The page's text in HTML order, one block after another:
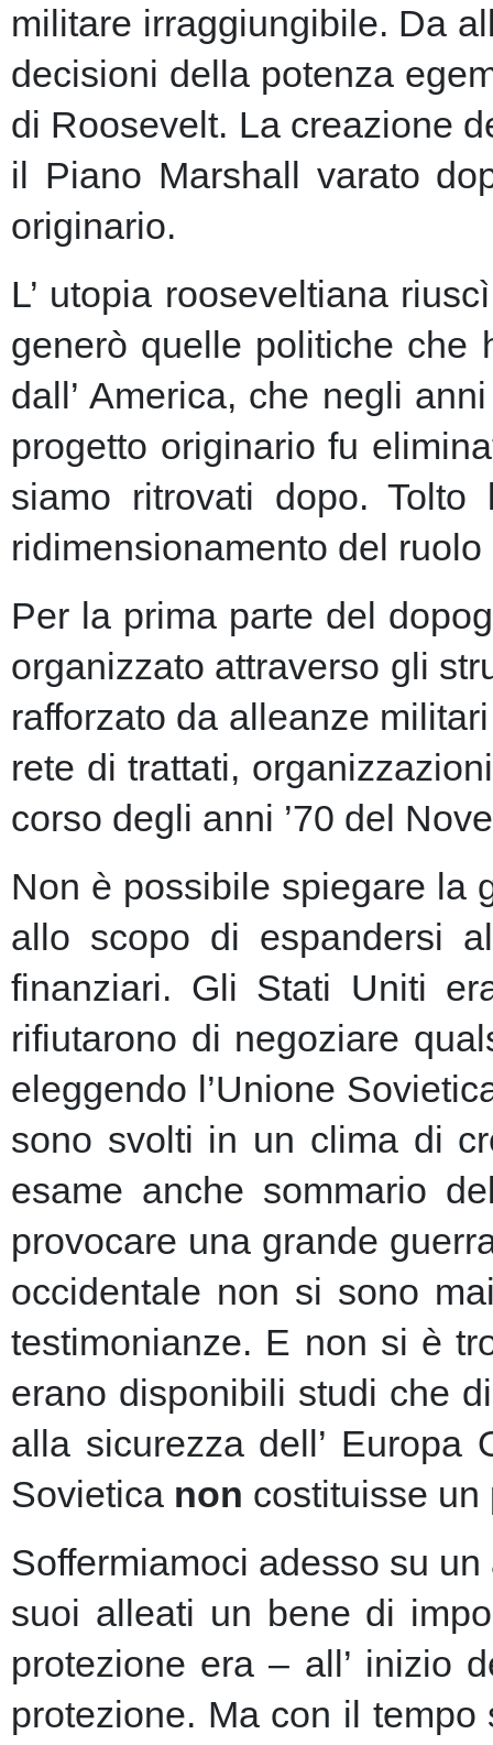
militare irraggiungibile. Da
decisioni della potenza
di Roosevelt. La creazione
il Piano Marshall varato
originario.
L’ utopia rooseveltiana
generò quelle politiche che
dall’ America, che negli
progetto originario fu
siamo ritrovati dopo.
ridimensionamento del
Per la prima parte del
organizzato attraverso gli
rafforzato da alleanze
rete di trattati,
corso degli anni ’70 del
Non è possibile spiegare la
allo scopo di espandersi
finanziari. Gli Stati Uniti
rifiutarono di negoziare
eleggendo l’Unione
sono svolti in un clima di
esame anche sommario
provocare una grande
occidentale non si sono
testimonianze. E non si è
erano disponibili studi che
alla sicurezza dell’
Sovietica non costituisse un
Soffermiamoci adesso su
suoi alleati un bene di
protezione era – all’ inizio
protezione. Ma con il tempo